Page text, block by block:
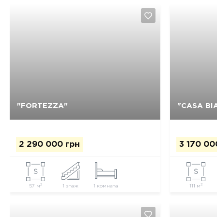
"FORTEZZA"
2 290 000 грн
57 м2 1 этаж 1 комната
Да, удалить "CASA
3 170
111 м2